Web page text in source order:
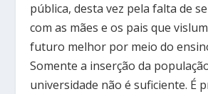
pública, desta vez pela falta de
com as mães e os pais que
futuro melhor por meio do
Somente a inserção da
universidade não é suficiente. É